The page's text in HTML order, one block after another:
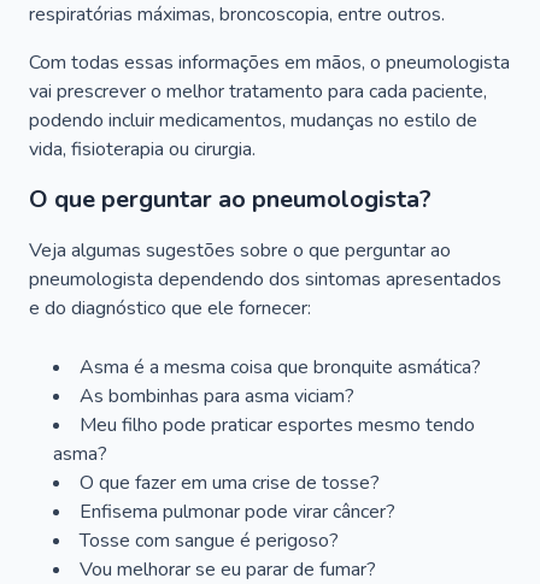
respiratórias máximas, broncoscopia, entre outros.
Com todas essas informações em mãos, o pneumologista
vai prescrever o melhor tratamento para cada paciente,
podendo incluir medicamentos, mudanças no estilo de
vida, fisioterapia ou cirurgia.
O que perguntar ao pneumologista?
Veja algumas sugestões sobre o que perguntar ao
pneumologista dependendo dos sintomas apresentados
e do diagnóstico que ele fornecer:
Asma é a mesma coisa que bronquite asmática?
As bombinhas para asma viciam?
Meu filho pode praticar esportes mesmo tendo
asma?
O que fazer em uma crise de tosse?
Enfisema pulmonar pode virar câncer?
Tosse com sangue é perigoso?
Vou melhorar se eu parar de fumar?